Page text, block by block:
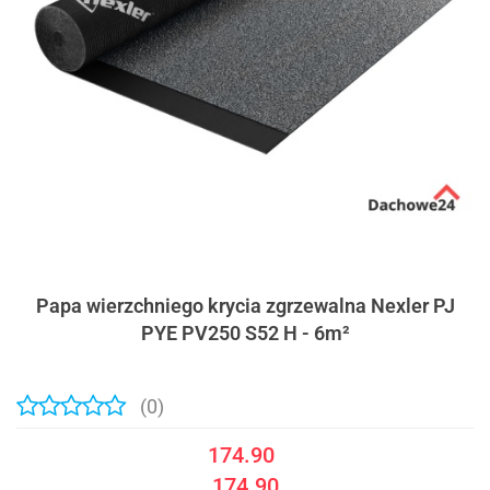
Papa wierzchniego krycia zgrzewalna Nexler PJ
PYE PV250 S52 H - 6m²
(0)
174.90